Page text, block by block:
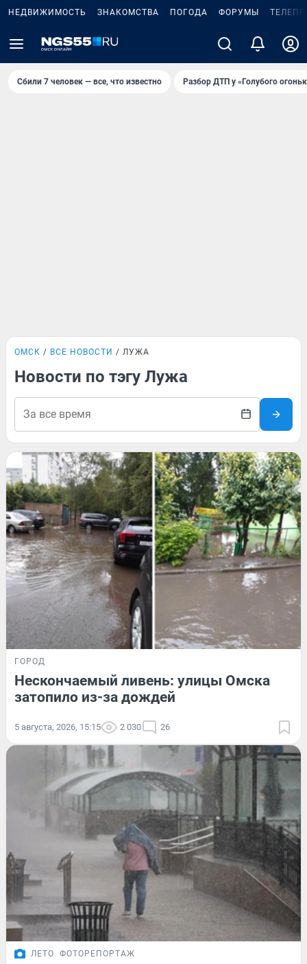
НЕДВИЖИМОСТЬ ЗНАКОМСТВА ПОГОДА ФОРУМЫ
Сбили 7 человек — все, что известно Разбор ДТП у «Голубого
ОМСК ВСЕ НОВОСТИ ЛУЖА
Новости по тэгу Лужа
ГОРОД
Нескончаемый ливень: улицы Омска
затопило из-за дождей
5 августа, 2026, 15:15 2 030 26
ЛЕТО ФОТОРЕПОРТАЖ